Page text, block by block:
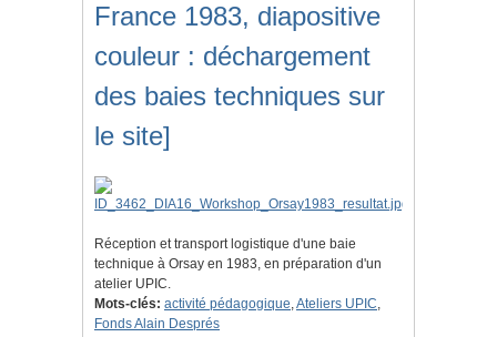
France 1983, diapositive
couleur : déchargement
des baies techniques sur
le site]
Réception et transport logistique d'une baie
technique à Orsay en 1983, en préparation d'un
atelier UPIC.
Mots-clés: activité pédagogique,Ateliers UPIC,
Fonds Alain Després